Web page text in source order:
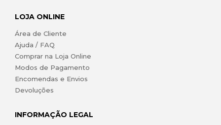
LOJA ONLINE
Área de Cliente
Ajuda / FAQ
Comprar na Loja Online
Modos de Pagamento
Encomendas e Envios
Devoluções
INFORMAÇÃO LEGAL